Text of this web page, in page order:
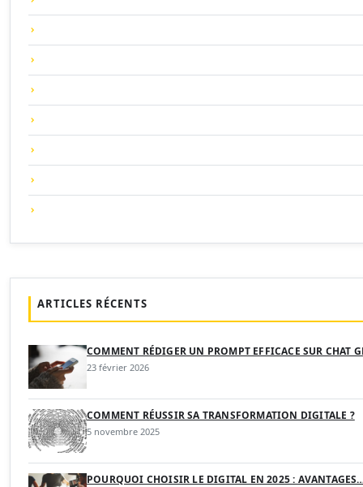
ARTICLES RÉCENTS
COMMENT RÉDIGER UN PROMPT EFFICACE SUR CHAT
23 février 2026
COMMENT RÉUSSIR SA TRANSFORMATION DIGITALE ?
5 novembre 2025
POURQUOI CHOISIR LE DIGITAL EN 2025 :